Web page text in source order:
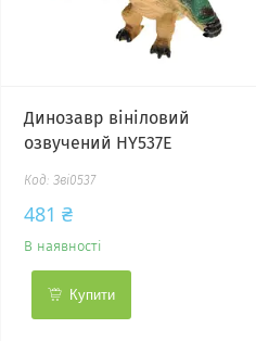
Динозавр вініловий
озвучений HY537E
Зві0537
481 ₴
В наявності
Купити